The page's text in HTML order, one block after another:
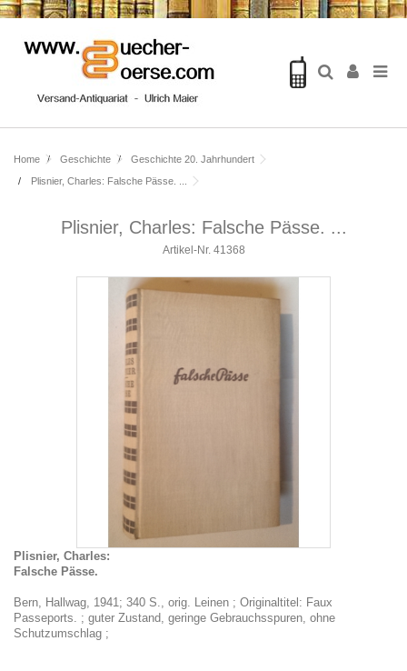
Home Geschichte
Geschichte 20. Jahrhundert
Plisnier, Charles: Falsche Pässe. ...
Plisnier, Charles: Falsche Pässe. ...
Artikel-Nr. 41368
Plisnier, Charles:
Falsche Pässe.
Bern, Hallwag, 1941; 340 S., orig. Leinen ; Originaltitel: Faux
Passeports. ; guter Zustand, geringe Gebrauchsspuren, ohne
Schutzumschlag ;